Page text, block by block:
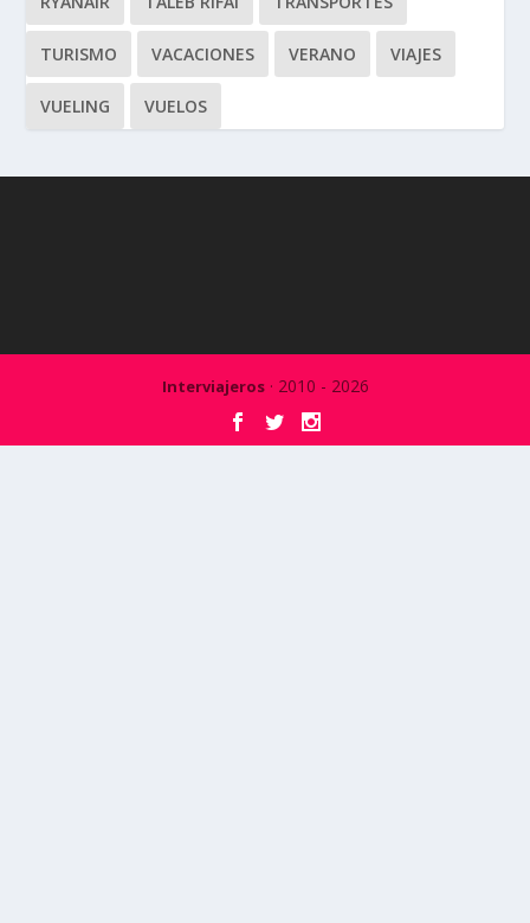
TURISMO VACACIONES VERANO VIAJES
VUELING VUELOS
Interviajeros· 2010 - 2026